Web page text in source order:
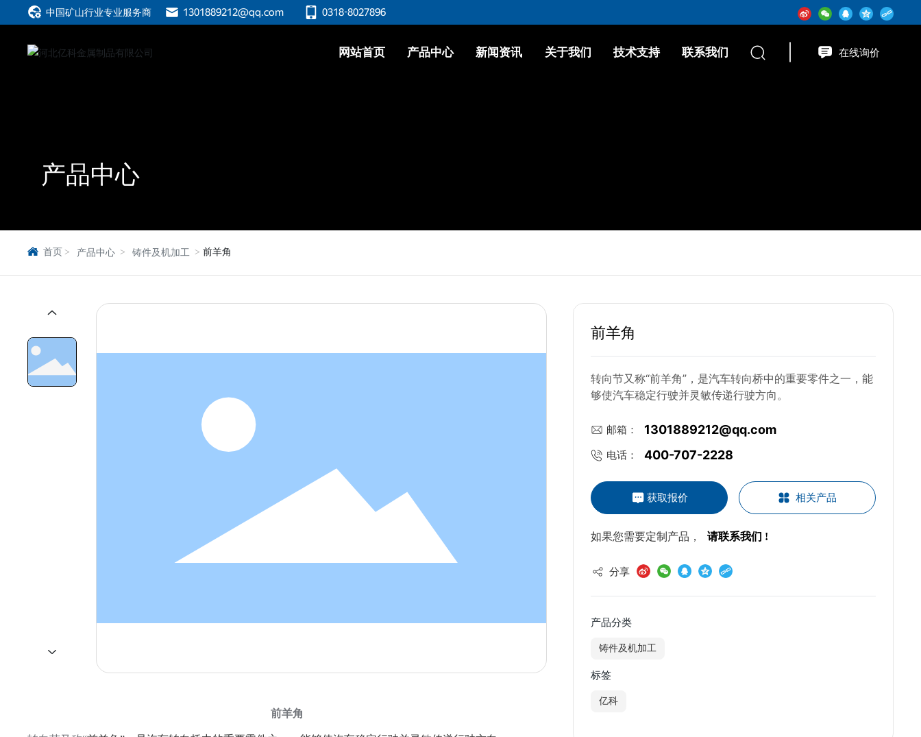
中国矿山行业专业服务商 1301889212@qq.com 0318-8027896
网站首页 产品中心 新闻资讯 关于我们 技术支持 联系我们 在线询价
产品中心
首页 产品中心 铸件及机加工 前羊角
产品描述
前羊角
前羊角
转向节又称“前羊角”，是汽车转向桥中的重要零件之一，能
够使汽车稳定行驶并灵敏传递行驶方向。
邮箱： 1301889212@qq.com
电话： 400-707-2228
获取报价 相关产品
如果您需要定制产品，请联系我们 !
分享
产品分类
铸件及机加工
标签
亿科